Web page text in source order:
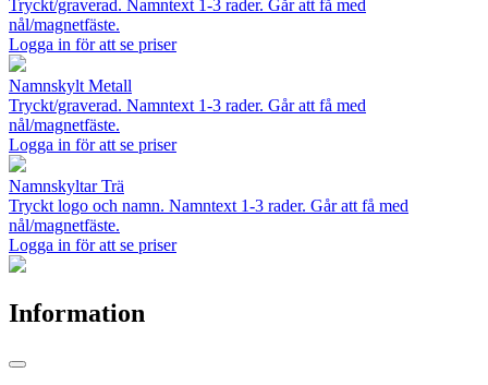
Tryckt/graverad. Namntext 1-3 rader. Går att få med
nål/magnetfäste.
Logga in för att se priser
Namnskylt Metall
Tryckt/graverad. Namntext 1-3 rader. Går att få med
nål/magnetfäste.
Logga in för att se priser
Namnskyltar Trä
Tryckt logo och namn. Namntext 1-3 rader. Går att få med
nål/magnetfäste.
Logga in för att se priser
Information